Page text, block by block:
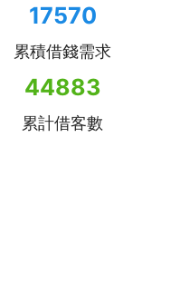
17570
累積借錢需求
44883
累計借客數